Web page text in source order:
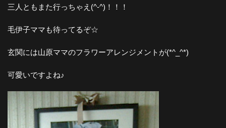
三人ともまた行っちゃえ(^-^)！！！
毛伊子ママも待ってるぞ☆
玄関には山原ママのフラワーアレンジメントが(*^_^*)
可愛いですよね♪